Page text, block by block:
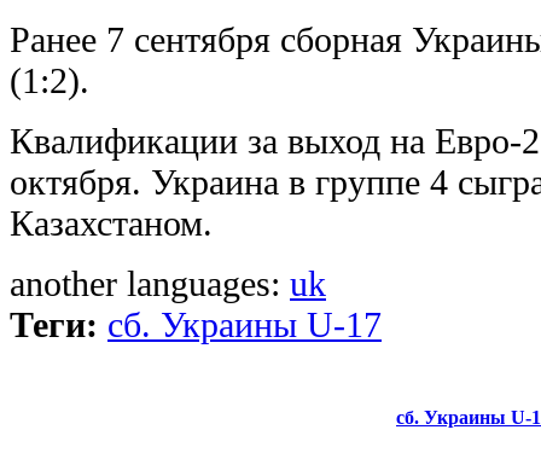
Ранее 7 сентября сборная
(1:2).
Квалификации за выход на Евро-
октября. Украина в группе 4
Казахстаном.
another languages: uk
Теги: сб. Украины U-17
сб. Украины U-